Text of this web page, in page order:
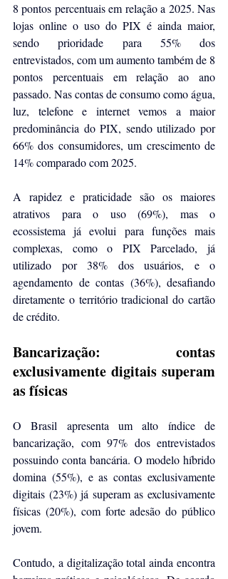
8 pontos percentuais em relação a 2025. Nas
lojas online o uso do PIX é ainda maior,
sendo prioridade para 55% dos
entrevistados, com um aumento também de 8
pontos percentuais em relação ao ano
passado. Nas contas de consumo como água,
luz, telefone e internet vemos a maior
predominância do PIX, sendo utilizado por
66% dos consumidores, um crescimento de
14% comparado com 2025.
A rapidez e praticidade são os maiores
atrativos para o uso (69%), mas o
ecossistema já evolui para funções mais
complexas, como o PIX Parcelado, já
utilizado por 38% dos usuários, e o
agendamento de contas (36%), desafiando
diretamente o território tradicional do cartão
de crédito.
Bancarização: contas
exclusivamente digitais superam
as físicas
O Brasil apresenta um alto índice de
bancarização, com 97% dos entrevistados
possuindo conta bancária. O modelo híbrido
domina (55%), e as contas exclusivamente
digitais (23%) já superam as exclusivamente
físicas (20%), com forte adesão do público
jovem.
Contudo, a digitalização total ainda encontra